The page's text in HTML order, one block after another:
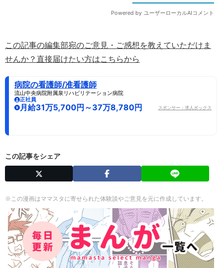
この記事の編集部宛のご意見・ご感想を教えていただけま
せんか？直接届けたい方はこちらから
病院の看護師/准看護師
流山中央病院附属泉リハビリテーション病院
正社員
月給31万5,700円～37万8,780円 スポンサー：求人ボックス
この記事をシェア
※この漫画はママスタに寄せられた体験談やご意見を元に作成しています。